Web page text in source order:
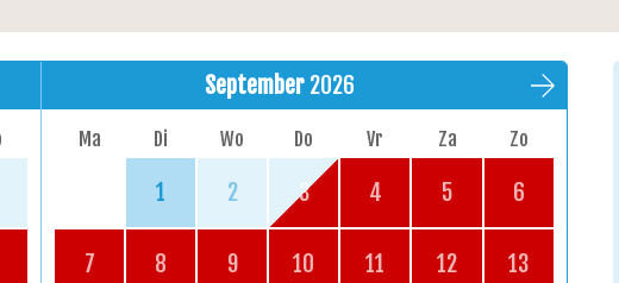
September 2026
Ma Di Wo Do Vr Za Zo
1 2 3 4 5 6
7 8 9 10 11 12 13